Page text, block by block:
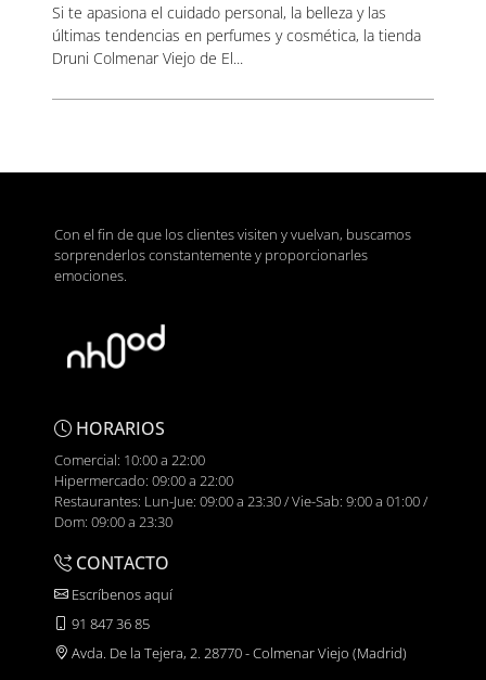
Si te apasiona el cuidado personal, la belleza y las
últimas tendencias en perfumes y cosmética, la tienda
Druni Colmenar Viejo de El...
Con el fin de que los clientes visiten y vuelvan, buscamos
sorprenderlos constantemente y proporcionarles
emociones.
HORARIOS
Comercial: 10:00 a 22:00
Hipermercado: 09:00 a 22:00
Restaurantes: Lun-Jue: 09:00 a 23:30 / Vie-Sab: 9:00 a 01:00 /
Dom: 09:00 a 23:30
CONTACTO
Escríbenos aquí
91 847 36 85
Avda. De la Tejera, 2. 28770 - Colmenar Viejo (Madrid)